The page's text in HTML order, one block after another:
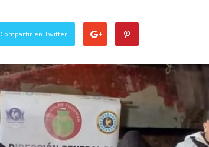
Compartir en Twitter